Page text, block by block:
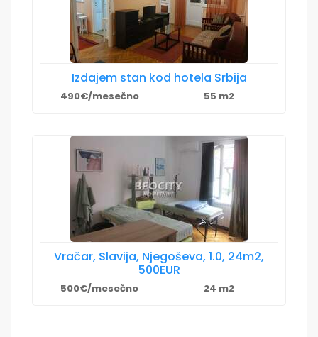
Izdajem stan kod hotela Srbija
490€/mesečno 55 m2
Vračar, Slavija, Njegoševa, 1.0, 24m2,
500EUR
500€/mesečno 24 m2